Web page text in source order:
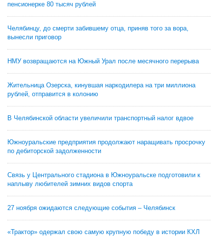
пенсионерке 80 тысяч рублей
Челябинцу, до смерти забившему отца, приняв того за вора,
вынесли приговор
НМУ возвращаются на Южный Урал после месячного перерыва
Жительница Озерска, кинувшая наркодилера на три миллиона
рублей, отправится в колонию
В Челябинской области увеличили транспортный налог вдвое
Южноуральские предприятия продолжают наращивать просрочку
по дебиторской задолженности
Связь у Центрального стадиона в Южноуральске подготовили к
наплыву любителей зимних видов спорта
27 ноября ожидаются следующие события – Челябинск
«Трактор» одержал свою самую крупную победу в истории КХЛ